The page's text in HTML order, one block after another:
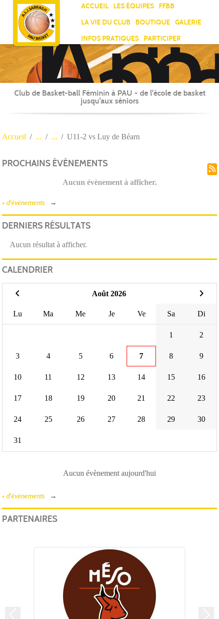
ACCUEIL LES ÉQUIPES
FFBB
LA VIE DU CLUB
BOUTIQUE
GALERIE
INFOS PRATIQUES
PARTICIPER
Club de Basket-ball Féminin à PAU - de l'école de basket
jusqu'aux séniors
Accueil U11-2 vs Luy de Béarn
PROCHAINS ÉVÉNEMENTS
Aucun évènement à afficher.
+ d'évènements
DERNIERS RÉSULTATS
Aucun résultat à afficher.
CALENDRIER
Août 2026
Lu Ma Me Je Ve Sa Di
1 2
3 4 5 6 7 8 9
10 11 12 13 14 15 16
17 18 19 20 21 22 23
24 25 26 27 28 29 30
31
Aucun évènement aujourd'hui
+ d'évènements
PARTENAIRES
Panneau de gestion des cookies